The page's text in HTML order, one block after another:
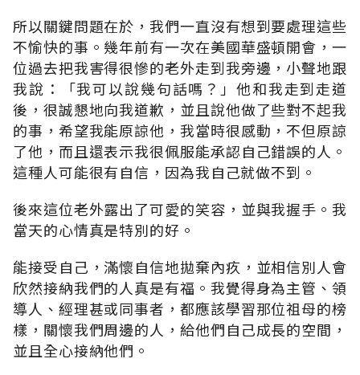
所以關鍵問題在於，我們一直沒有想到要處理這些
不愉快的事。幾年前有一次在美國華盛頓開會，一
位過去把我害得很慘的老外走到我旁邊，小聲地跟
我說：「我可以說幾句話嗎？」他和我走到走道
後，很誠懇地向我道歉，並且說他做了些對不起我
的事，希望我能原諒他，我當時很感動，不但原諒
了他，而且還表示我很佩服能承認自己錯誤的人。
這種人可能很有自信，因為我自己就做不到。
後來這位老外露出了可愛的笑容，並與我握手。我
當天的心情真是特別的好。
能接受自己，滿懷自信地拋棄內疚，並相信別人會
欣然接納我們的人真是有福。我覺得身為主管、領
導人、經理甚或同事者，都應該學習那位祖母的榜
樣，關懷我們周邊的人，給他們自己成長的空間，
並且全心接納他們。